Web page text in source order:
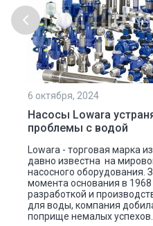
6 октября, 2024
Насосы Lowara
проблемы с водой
Lowara - торговая марка
давно известна на
насосного оборудования.
момента основания в 1968
разработкой и
для воды, компания
поприще немалых успехов.